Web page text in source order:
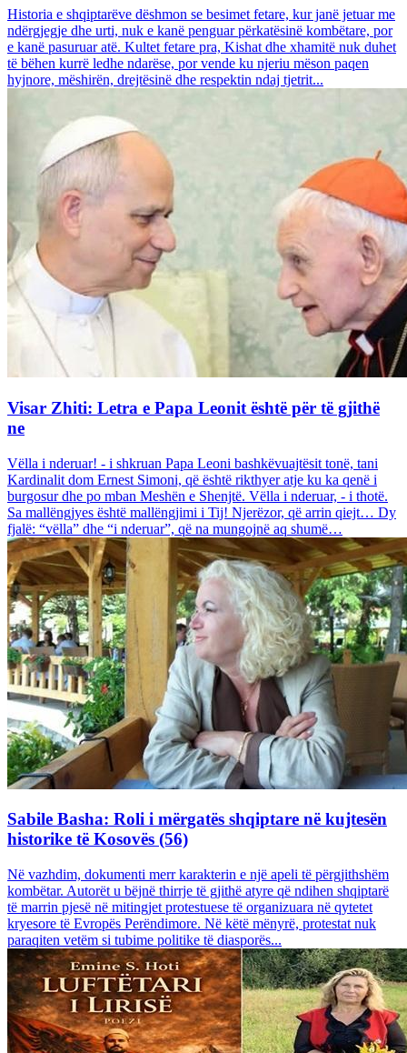
Historia e shqiptarëve dëshmon se besimet fetare, kur janë jetuar me
ndërgjegje dhe urti, nuk e kanë penguar përkatësinë kombëtare, por
e kanë pasuruar atë. Kultet fetare pra, Kishat dhe xhamitë nuk duhet
të bëhen kurrë ledhe ndarëse, por vende ku njeriu mëson paqen
hyjnore, mëshirën, drejtësinë dhe respektin ndaj tjetrit...
Visar Zhiti: Letra e Papa Leonit është për të gjithë
ne
Vëlla i nderuar! - i shkruan Papa Leoni bashkëvuajtësit tonë, tani
Kardinalit dom Ernest Simoni, që është rikthyer atje ku ka qenë i
burgosur dhe po mban Meshën e Shenjtë. Vëlla i nderuar, - i thotë.
Sa mallëngjyes është mallëngjimi i Tij! Njerëzor, që arrin qiejt… Dy
fjalë: “vëlla” dhe “i nderuar”, që na mungojnë aq shumë…
Sabile Basha: Roli i mërgatës shqiptare në kujtesën
historike të Kosovës (56)
Në vazhdim, dokumenti merr karakterin e një apeli të përgjithshëm
kombëtar. Autorët u bëjnë thirrje të gjithë atyre që ndihen shqiptarë
të marrin pjesë në mitingjet protestuese të organizuara në qytetet
kryesore të Evropës Perëndimore. Në këtë mënyrë, protestat nuk
paraqiten vetëm si tubime politike të diasporës...